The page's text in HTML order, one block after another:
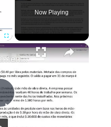
Now Playing
×
Play
Mod 8 Planejamento de Lucros Orçamentos Parte 2 Exemplo Visão Geral